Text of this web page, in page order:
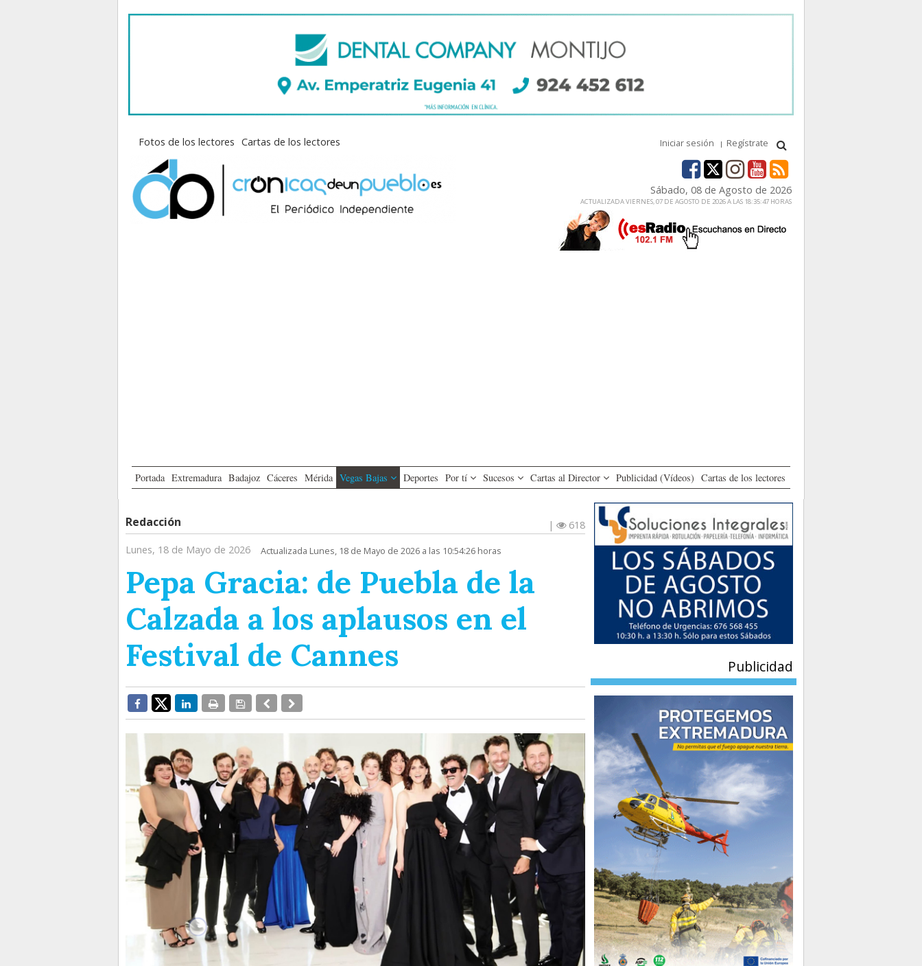
Fotos de los lectores Cartas de los lectores Iniciar sesión Regístrate
Sábado, 08 de Agosto de 2026
ACTUALIZADA VIERNES, 07 DE AGOSTO DE 2026 A LAS 18:35:47 HORAS
Portada Extremadura Badajoz Cáceres Mérida Vegas Bajas Deportes Por tí Sucesos Cartas al Director Publicidad (Vídeos) Cartas de los lectores
Redacción |
618
Lunes, 18 de Mayo de 2026
Actualizada Lunes, 18 de Mayo de 2026 a las 10:54:26 horas
Pepa Gracia: de Puebla de la
Calzada a los aplausos en el
Festival de Cannes
Publicidad